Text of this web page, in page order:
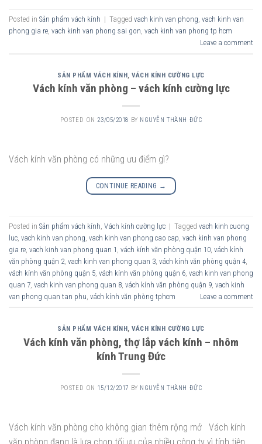
Posted in Sản phẩm vách kính | Tagged vach kinh van phong vach kinh van
phong gia re vach kinh van phong sai gon vach kinh van phong tp hcm
Leave a comment
SẢN PHẨM VÁCH KÍNH,VÁCH KÍNH CƯỜNG LỰC
Vách kính văn phòng – vách kính cường lực
POSTED ON 23/05/2018 BY NGUYỄN THÀNH ĐỨC
Vách kính văn phòng có những ưu điểm gì?
CONTINUE READING →
Posted in Sản phẩm vách kính Vách kính cường lực | Tagged vach kinh cuong
luc vach kinh van phong vach kinh van phong cao cap vach kinh van phong
gia re vach kinh van phong quan 1 vách kính văn phòng quận 10 vách kính
văn phòng quận 2 vach kinh van phong quan 3 vách kính văn phòng quận 4
vách kính văn phòng quận 5 vách kính văn phòng quận 6 vach kinh van phong
quan 7 vach kinh van phong quan 8 vách kính văn phòng quận 9 vach kinh
van phong quan tan phu vách kính văn phòng tphcm Leave a comment
SẢN PHẨM VÁCH KÍNH ,VÁCH KÍNH CƯỜNG LỰC
Vách kính văn phòng, thợ lắp vách kính – nhôm
kính Trung Đức
POSTED ON 15/12/2017 BY NGUYỄN THÀNH ĐỨC
Vách kính văn phòng cho không gian thêm rộng mở Vách kính